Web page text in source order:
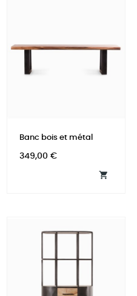
Banc bois et métal
Prix
349,00 €
